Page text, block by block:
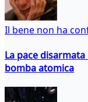
Il bene non ha
La pace
bomba atomica